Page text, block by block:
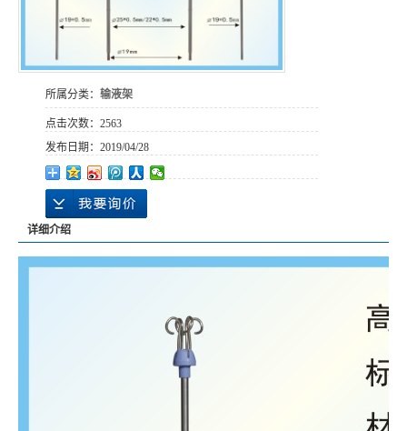
所属分类： 输液架
点击次数： 2563
发布日期： 2019/04/28
详细介绍